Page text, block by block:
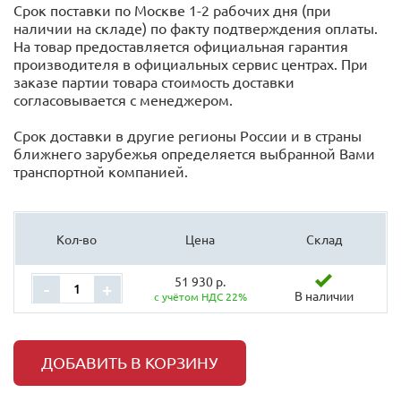
Срок поставки по Москве 1-2 рабочих дня (при
наличии на складе) по факту подтверждения оплаты.
На товар предоставляется официальная гарантия
производителя в официальных сервис центрах. При
заказе партии товара стоимость доставки
согласовывается с менеджером.
Срок доставки в другие регионы России и в страны
ближнего зарубежья определяется выбранной Вами
транспортной компанией.
Кол-во Цена Склад
- + 51 930 р.
с учётом НДС 22% В наличии
ДОБАВИТЬ В КОРЗИНУ